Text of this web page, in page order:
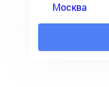
Москва